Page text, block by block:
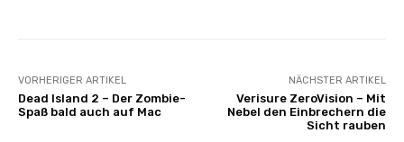
VORHERIGER ARTIKEL
Dead Island 2 – Der Zombie-
Spaß bald auch auf Mac
NÄCHSTER ARTIKEL
Verisure ZeroVision – Mit
Nebel den Einbrechern die
Sicht rauben